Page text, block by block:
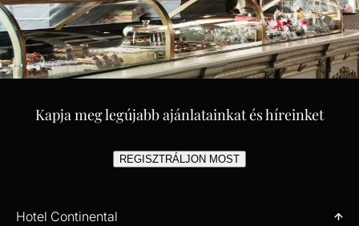
Kapja meg legújabb ajánlatainkat és híreinket
REGISZTRÁLJON MOST
Hotel Continental